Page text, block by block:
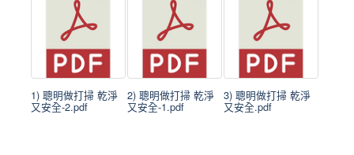
1) 聰明做打掃 乾淨
又安全-2.pdf
2) 聰明做打掃 乾淨
又安全-1.pdf
3) 聰明做打掃 乾淨
又安全.pdf